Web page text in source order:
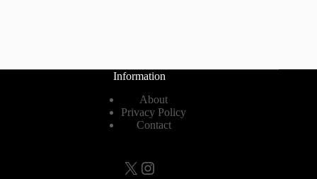
Information
About
Privacy Policy
Contact
X Instagram